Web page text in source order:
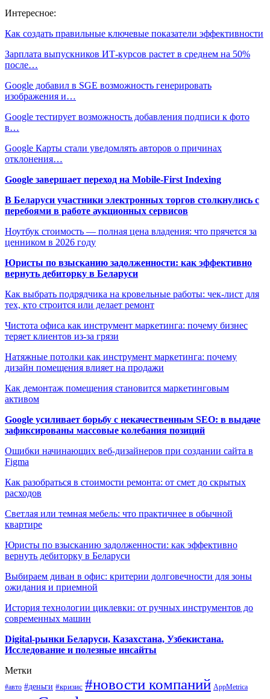
Интересное:
Как создать правильные ключевые показатели эффективности
Зарплата выпускников ИТ-курсов растет в среднем на 50%
после…
Google добавил в SGE возможность генерировать
изображения и…
Google тестирует возможность добавления подписи к фото
в…
Google Карты стали уведомлять авторов о причинах
отклонения…
Google завершает переход на Mobile-First Indexing
В Беларуси участники электронных торгов столкнулись с
перебоями в работе аукционных сервисов
Ноутбук стоимость — полная цена владения: что прячется за
ценником в 2026 году
Юристы по взысканию задолженности: как эффективно
вернуть дебиторку в Беларуси
Как выбрать подрядчика на кровельные работы: чек-лист для
тех, кто строится или делает ремонт
Чистота офиса как инструмент маркетинга: почему бизнес
теряет клиентов из-за грязи
Натяжные потолки как инструмент маркетинга: почему
дизайн помещения влияет на продажи
Как демонтаж помещения становится маркетинговым
активом
Google усиливает борьбу с некачественным SEO: в выдаче
зафиксированы массовые колебания позиций
Ошибки начинающих веб-дизайнеров при создании сайта в
Figma
Как разобраться в стоимости ремонта: от смет до скрытых
расходов
Светлая или темная мебель: что практичнее в обычной
квартире
Юристы по взысканию задолженности: как эффективно
вернуть дебиторку в Беларуси
Выбираем диван в офис: критерии долговечности для зоны
ожидания и приемной
История технологии циклевки: от ручных инструментов до
современных машин
Digital-рынки Беларуси, Казахстана, Узбекистана.
Исследование и полезные инсайты
Метки
#авто #деньги #кризис #новости компаний AppMetrica